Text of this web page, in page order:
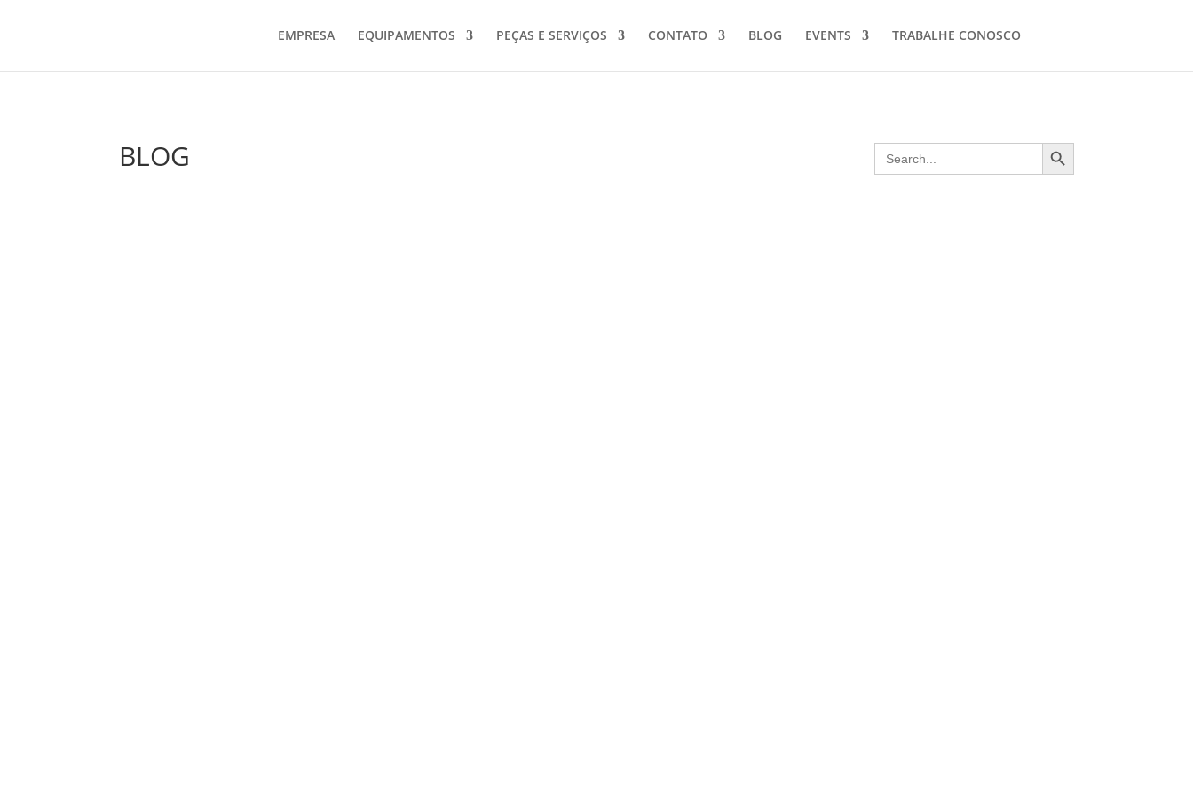
EMPRESA EQUIPAMENTOS PEÇAS E SERVIÇOS CONTATO BLOG EVENTS TRABALHE CONOSCO
BLOG Search
for:
Search Button